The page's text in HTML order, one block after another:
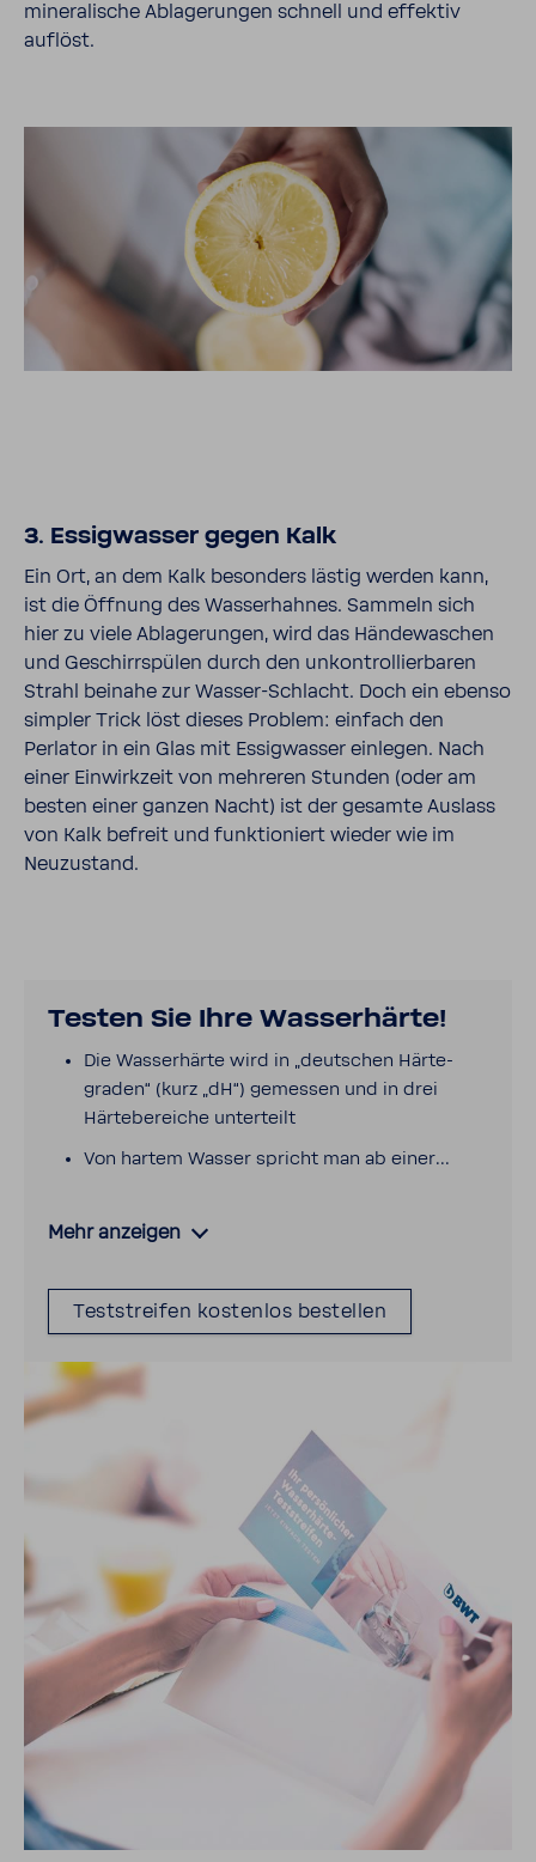
mine­ra­li­sche Abla­ge­rungen schnell und effektiv
auflöst.
3. Essig­wasser gegen Kalk
Ein Ort, an dem Kalk beson­ders lästig werden kann,
ist die Öffnung des Wasser­hahnes. Sammeln sich
hier zu viele Abla­ge­rungen, wird das Hände­wa­schen
und Geschirr­spülen durch den unkon­trol­lier­baren
Strahl beinahe zur Wasser-​​Schlacht. Doch ein ebenso
simpler Trick löst dieses Problem: einfach den
Perlator in ein Glas mit Essig­wasser einlegen. Nach
einer Einwirk­zeit von mehreren Stunden (oder am
besten einer ganzen Nacht) ist der gesamte Auslass
von Kalk befreit und funk­tio­niert wieder wie im
Neuzu­stand.
Testen Sie Ihre Wasser­härte!
Die Wasser­härte wird in „deut­schen Härte­
graden“ (kurz „dH“) gemessen und in drei
Härte­be­reiche unter­teilt
Von hartem Wasser spricht man ab einer...
Mehr anzeigen
Test­streifen kostenlos bestellen